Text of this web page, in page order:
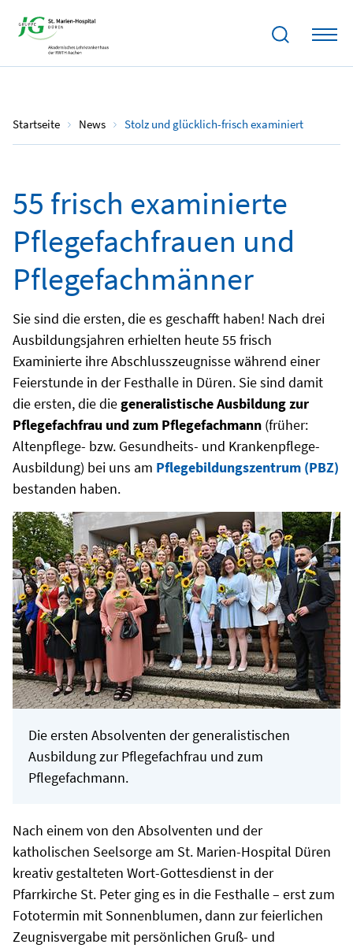
Startseite News Stolz und glücklich-frisch examiniert
25.08.2023
55 frisch examinierte
Pflegefachfrauen und
Pflegefachmänner
Sie sind die ersten, die es geschafft haben! Nach drei
Ausbildungsjahren erhielten heute 55 frisch
Examinierte ihre Abschlusszeugnisse während einer
Feierstunde in der Festhalle in Düren. Sie sind damit
die ersten, die die generalistische Ausbildung zur
Pflegefachfrau und zum Pflegefachmann (früher:
Altenpflege- bzw. Gesundheits- und Krankenpflege-
Ausbildung) bei uns am Pflegebildungszentrum (PBZ)
bestanden haben.
Die ersten Absolventen der generalistischen
Ausbildung zur Pflegefachfrau und zum
Pflegefachmann.
Nach einem von den Absolventen und der
katholischen Seelsorge am St. Marien-Hospital Düren
kreativ gestalteten Wort-Gottesdienst in der
Pfarrkirche St. Peter ging es in die Festhalle – erst zum
Fototermin mit Sonnenblumen, dann zur feierlichen
Zeugnisvergabe mit persönlichen Gruß- und